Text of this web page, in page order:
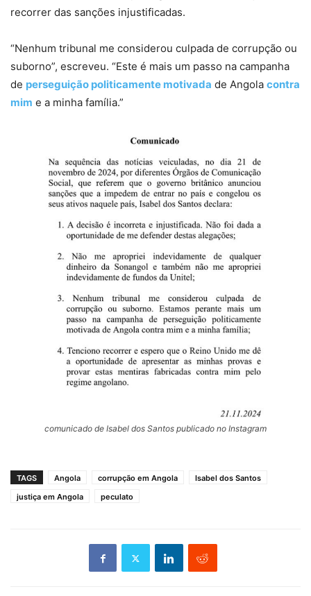
recorrer das sanções injustificadas.
“Nenhum tribunal me considerou culpada de corrupção ou
suborno”, escreveu. “Este é mais um passo na campanha
de perseguição politicamente motivada de Angola contra
mim e a minha família.”
comunicado de Isabel dos Santos publicado no Instagram
TAGS Angola corrupção em Angola
Isabel dos Santos
justiça em Angola
peculato